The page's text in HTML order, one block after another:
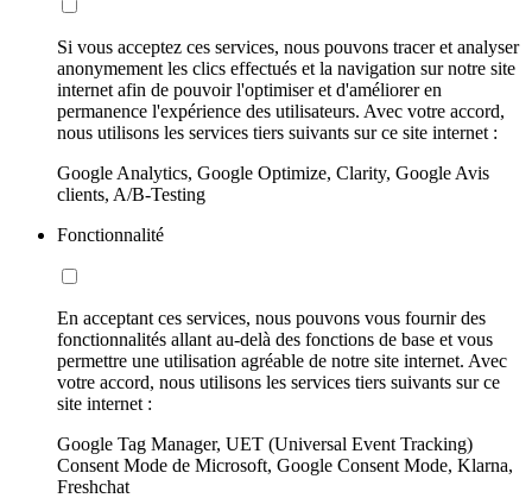
Si vous acceptez ces services, nous pouvons tracer et analyser
anonymement les clics effectués et la navigation sur notre site
internet afin de pouvoir l'optimiser et d'améliorer en
permanence l'expérience des utilisateurs. Avec votre accord,
nous utilisons les services tiers suivants sur ce site internet :
Google Analytics, Google Optimize, Clarity, Google Avis
clients, A/B-Testing
Fonctionnalité
En acceptant ces services, nous pouvons vous fournir des
fonctionnalités allant au-delà des fonctions de base et vous
permettre une utilisation agréable de notre site internet. Avec
votre accord, nous utilisons les services tiers suivants sur ce
site internet :
Google Tag Manager, UET (Universal Event Tracking)
Consent Mode de Microsoft, Google Consent Mode, Klarna,
Freshchat